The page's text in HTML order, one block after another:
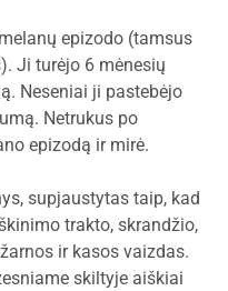
epizodo (tamsus
Ji turėjo 6 mėnesių
Neseniai ji pastebėjo
Netrukus po
epizodą ir mirė.
supjaustytas taip, kad
trakto, skrandžio,
ir kasos vaizdas.
skiltyje aiškiai